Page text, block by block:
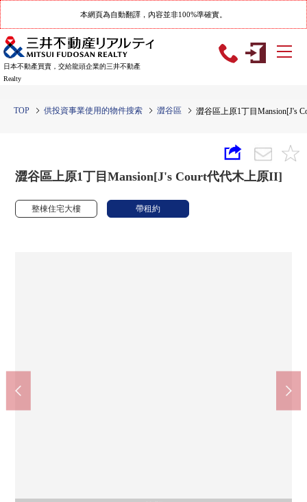
本網頁為自動翻譯，內容並非100%準確實。
日本不動產買賣，交給龍頭企業的三井不動產
Realty
TOP 供投資事業使用的物件搜索 澀谷區 澀谷區上原1丁目Mansion[J's
澀谷區上原1丁目Mansion[J's Court代代木上原II]
整棟住宅大樓 帶租約